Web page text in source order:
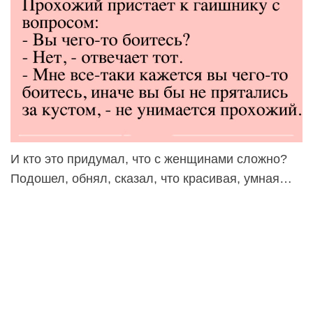
И кто это придумал, что с женщинами сложно?
Подошел, обнял, сказал, что красивая, умная…